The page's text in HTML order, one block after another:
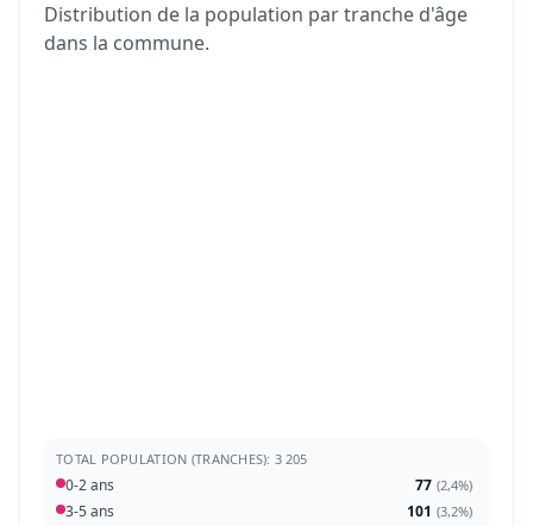
Distribution de la population par tranche d'âge
dans la commune.
TOTAL POPULATION (TRANCHES): 3 205
0-2 ans 77 (2,4%)
3-5 ans 101 (3,2%)